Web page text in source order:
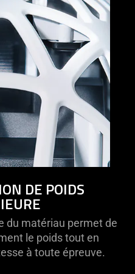
DE POIDS
du matériau permet de
le poids tout en
à toute épreuve.